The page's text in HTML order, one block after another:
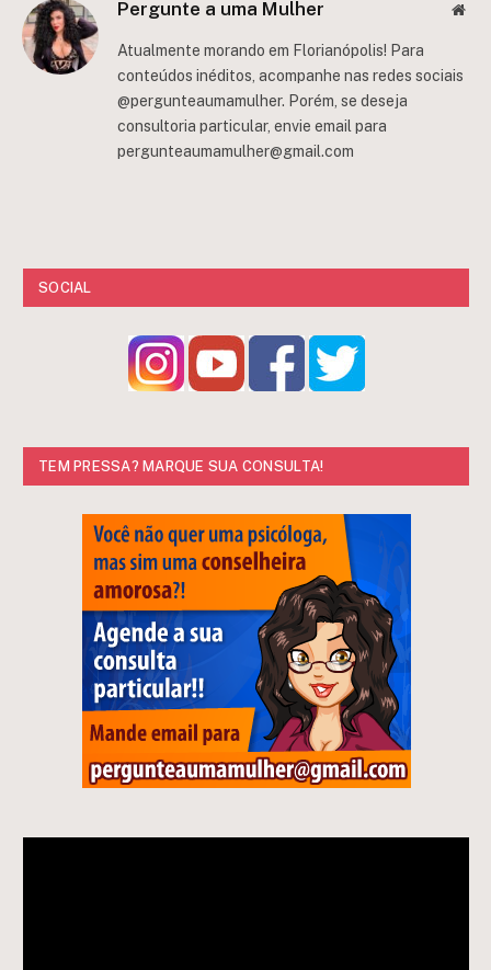
Pergunte a uma Mulher
Atualmente morando em Florianópolis! Para
conteúdos inéditos, acompanhe nas redes sociais
@pergunteaumamulher. Porém, se deseja
consultoria particular, envie email para
pergunteaumamulher@gmail.com
SOCIAL
TEM PRESSA? MARQUE SUA CONSULTA!